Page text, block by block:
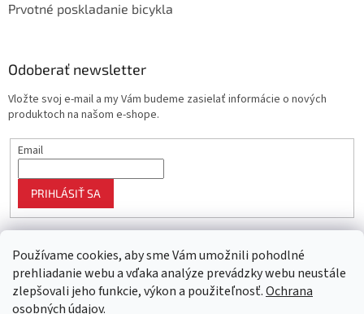
Používame cookies, aby sme Vám umožnili pohodlné
prehliadanie webu a vďaka analýze prevádzky webu neustále
zlepšovali jeho funkcie, výkon a použiteľnosť.Ochrana
osobných údajov.
Prvotné poskladanie bicykla
Odoberať newsletter
Vložte svoj e-mail a my Vám budeme zasielať informácie o nových
produktoch na našom e-shope.
Email
PRIHLÁSIŤ SA